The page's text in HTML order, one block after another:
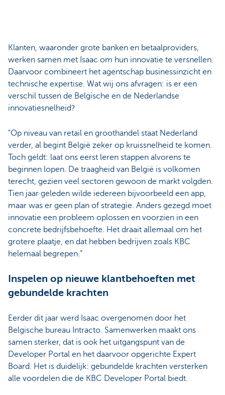
Klanten, waaronder grote banken en betaalproviders,
werken samen met Isaac om hun innovatie te versnellen.
Daarvoor combineert het agentschap businessinzicht en
technische expertise. Wat wij ons afvragen: is er een
verschil tussen de Belgische en de Nederlandse
innovatiesnelheid?
"Op niveau van retail en groothandel staat Nederland
verder, al begint België zeker op kruissnelheid te komen.
Toch geldt: laat ons eerst leren stappen alvorens te
beginnen lopen. De traagheid van België is volkomen
terecht, gezien veel sectoren gewoon de markt volgden.
Tien jaar geleden wilde iedereen bijvoorbeeld een app,
maar was er geen plan of strategie. Anders gezegd moet
innovatie een probleem oplossen en voorzien in een
concrete bedrijfsbehoefte. Het draait allemaal om het
grotere plaatje, en dat hebben bedrijven zoals KBC
helemaal begrepen.”
Inspelen op nieuwe klantbehoeften met
gebundelde krachten
Eerder dit jaar werd Isaac overgenomen door het
Belgische bureau Intracto. Samenwerken maakt ons
samen sterker, dat is ook het uitgangspunt van de
Developer Portal en het daarvoor opgerichte Expert
Board. Het is duidelijk: gebundelde krachten versterken
alle voordelen die de KBC Developer Portal biedt.